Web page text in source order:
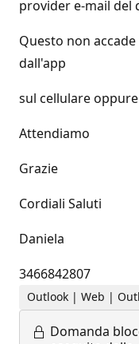
provider e-mail
Questo non
dall'app
sul cellulare
Attendiamo
Grazie
Cordiali Saluti
Daniela
3466842807
Outlook | Web |
Domanda